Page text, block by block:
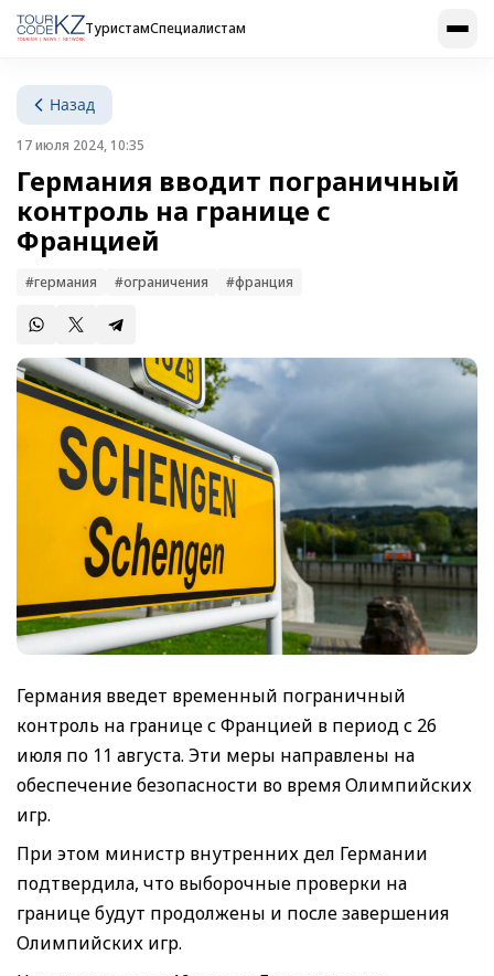
ТуристамСпециалистам
Назад
17 июля 2024, 10:35
Германия вводит пограничный
контроль на границе с
Францией
#германия #ограничения #франция
Германия введет временный пограничный
контроль на границе с Францией в период с 26
июля по 11 августа. Эти меры направлены на
обеспечение безопасности во время Олимпийских
игр.
При этом министр внутренних дел Германии
подтвердила, что выборочные проверки на
границе будут продолжены и после завершения
Олимпийских игр.